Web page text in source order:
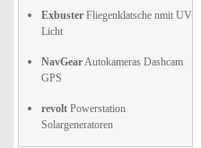
Exbuster Fliegenklatsche nmit UV
Licht
NavGearAutokameras Dashcam
GPS
revolt Powerstation
Solargeneratoren